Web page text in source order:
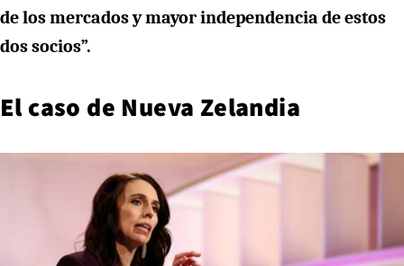
de los mercados y mayor independencia de estos
dos socios”.
El caso de Nueva Zelandia